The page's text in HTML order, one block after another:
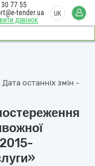
дзвінок
77 55
tender.ua
UK
останніх змін -